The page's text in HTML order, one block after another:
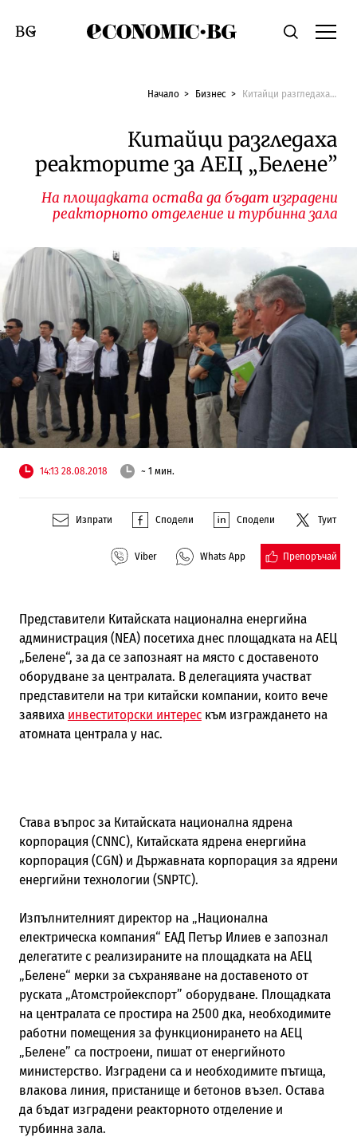
Economic.bgТърсене
Смяна на език
Начало Бизнес Китайци разгледаха реакторите за АЕЦ „Белене”
Китайци разгледаха
реакторите за АЕЦ „Белене”
На площадката остава да бъдат изградени
реакторното отделение и турбинна зала
14:13 28.08.2018 ~ 1 мин.
Изпрати Сподели Сподели Туит
Viber Whats App Препоръчай
Представители Китайската национална енергийна
администрация (NEA) посетиха днес площадката на АЕЦ
„Белене“, за да се запознаят на място с доставеното
оборудване за централата. В делегацията участват
представители на три китайски компании, които вече
заявиха инвеститорски интерескъм изграждането на
атомната централа у нас.
Става въпрос за Китайската национална ядрена
корпорация (CNNC), Китайската ядрена енергийна
корпорация (CGN) и Държавната корпорация за ядрени
енергийни технологии (SNPTC).
Изпълнителният директор на „Национална
електрическа компания“ ЕАД Петър Илиев е запознал
делегатите с реализираните на площадката на АЕЦ
„Белене“ мерки за съхраняване на доставеното от
руската „Атомстройекспорт” оборудване. Площадката
на централата се простира на 2500 дка, необходимите
работни помещения за функционирането на АЕЦ
„Белене” са построени, пишат от енергийното
министерство. Изградени са и необходимите пътища,
влакова линия, пристанище и бетонов възел. Остава
да бъдат изградени реакторното отделение и
турбинна зала.